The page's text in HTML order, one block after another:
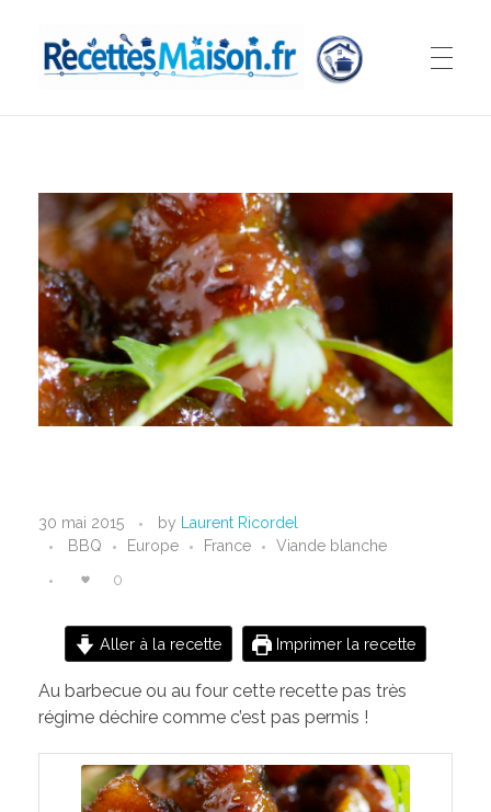
T
r
e
30 mai 2015 by Laurent Ricordel
BBQ
Europe France
Viande blanche
0
Aller à la recette Imprimer la recette
Au barbecue ou au four cette recette pas très
régime déchire comme c’est pas permis !